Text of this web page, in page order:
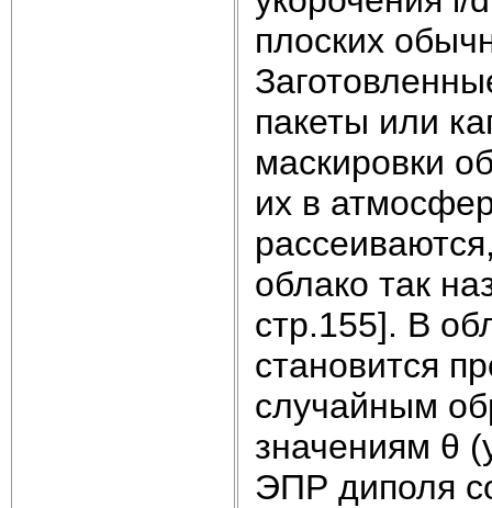
плоских
пакеты или
маскировки
их в
облако так
стр.155]. В
становится
случайным
значениям θ
ЭПР диполя